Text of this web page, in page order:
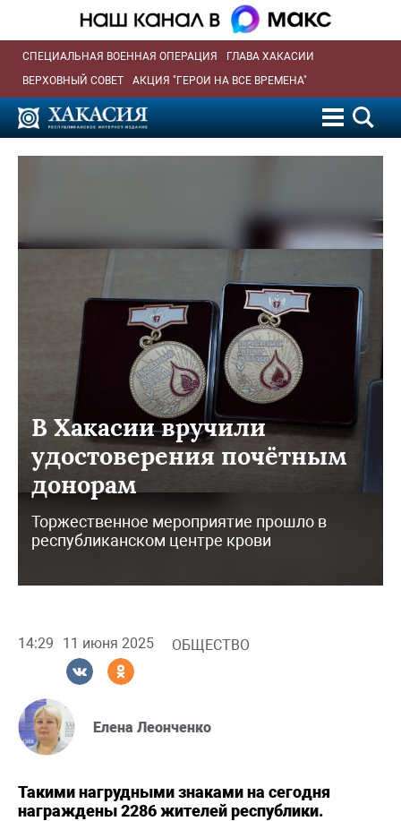
СПЕЦИАЛЬНАЯ ВОЕННАЯ ОПЕРАЦИЯ
ГЛАВА ХАКАСИИ
ВЕРХОВНЫЙ СОВЕТ
АКЦИЯ "ГЕРОИ НА ВСЕ ВРЕМЕНА"
В Хакасии вручили
удостоверения почётным
донорам
Торжественное мероприятие прошло в
республиканском центре крови
14:29 11 июня 2025 ОБЩЕСТВО
Елена Леонченко
Такими нагрудными знаками на сегодня
награждены 2286 жителей республики.